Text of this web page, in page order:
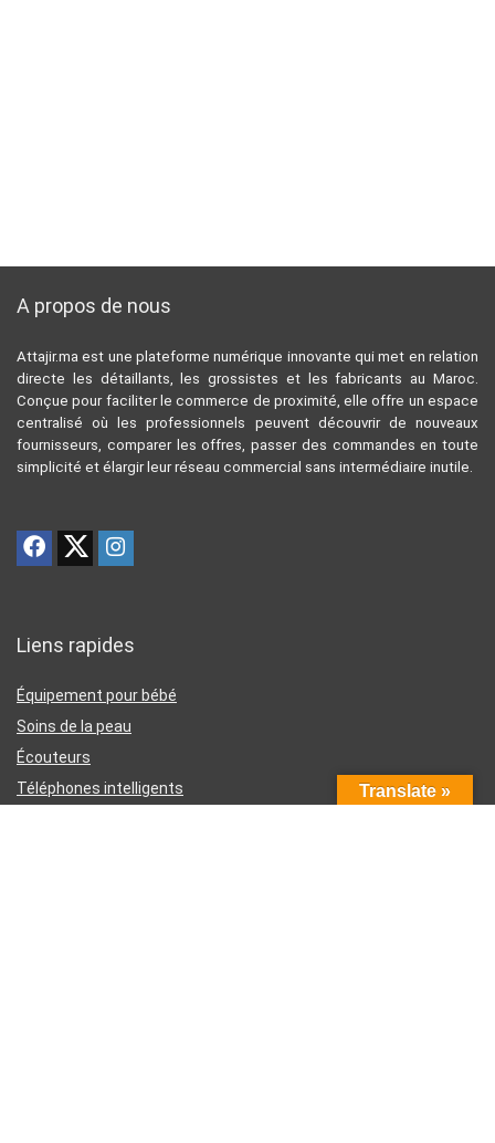
A propos de nous
Attajir.ma est une plateforme numérique innovante qui met en relation
directe les détaillants, les grossistes et les fabricants au Maroc.
Conçue pour faciliter le commerce de proximité, elle offre un espace
centralisé où les professionnels peuvent découvrir de nouveaux
fournisseurs, comparer les offres, passer des commandes en toute
simplicité et élargir leur réseau commercial sans intermédiaire inutile.
Liens rapides
Équipement pour bébé
Soins de la peau
Écouteurs
Téléphones intelligents
Translate »